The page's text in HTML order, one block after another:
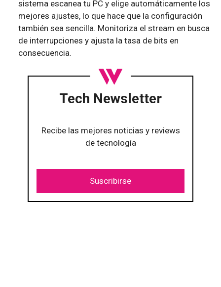
sistema escanea tu PC y elige automáticamente los
mejores ajustes, lo que hace que la configuración
también sea sencilla. Monitoriza el stream en busca
de interrupciones y ajusta la tasa de bits en
consecuencia.
Tech Newsletter
Recibe las mejores noticias y reviews
de tecnología
Suscribirse